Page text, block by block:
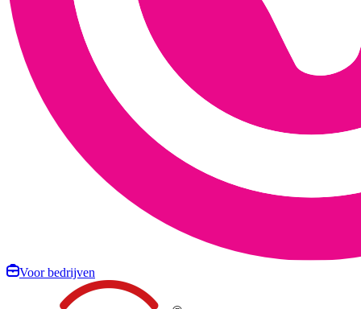
Voor bedrijven